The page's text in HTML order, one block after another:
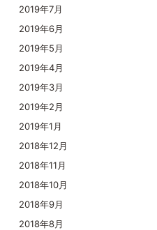
2019年7月
2019年6月
2019年5月
2019年4月
2019年3月
2019年2月
2019年1月
2018年12月
2018年11月
2018年10月
2018年9月
2018年8月